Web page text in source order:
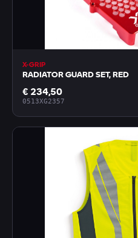
X-GRIP
RADIATOR GUARD SET, RED
€ 234,50
0513XG2357